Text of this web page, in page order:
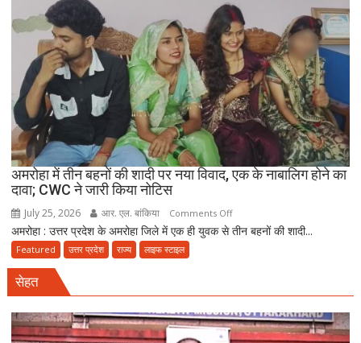
रेड,
₹25
लाख
रंगदारी
गैंग
गिरफ्तार
अमरोहा में तीन बहनों की शादी पर नया विवाद, एक के नाबालिग होने का
दावा; CWC ने जारी किया नोटिस
July 25, 2026 आर. एल. बांकिया Comments Offon
अमरोहा
की
शादी
पर
अमरोहा : उत्तर प्रदेश के अमरोहा जिले में एक ही युवक से तीन बहनों की शादी...
Featured उत्तर प्रदेश राज्य लाइफ स्टाइल
सेहत